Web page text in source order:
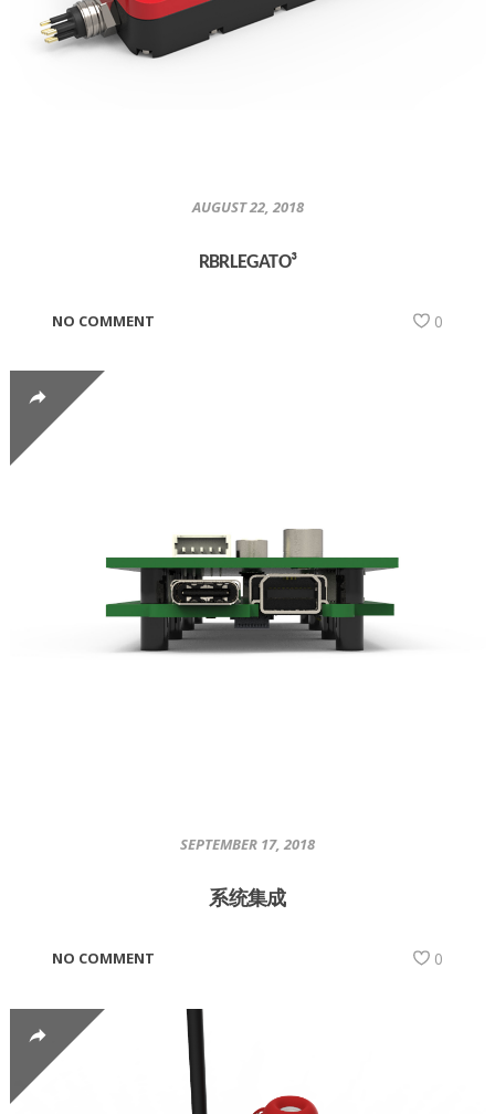
AUGUST 22, 2018
RBRLEGATO³
NO COMMENT 0
SEPTEMBER 17, 2018
系统集成
NO COMMENT 0